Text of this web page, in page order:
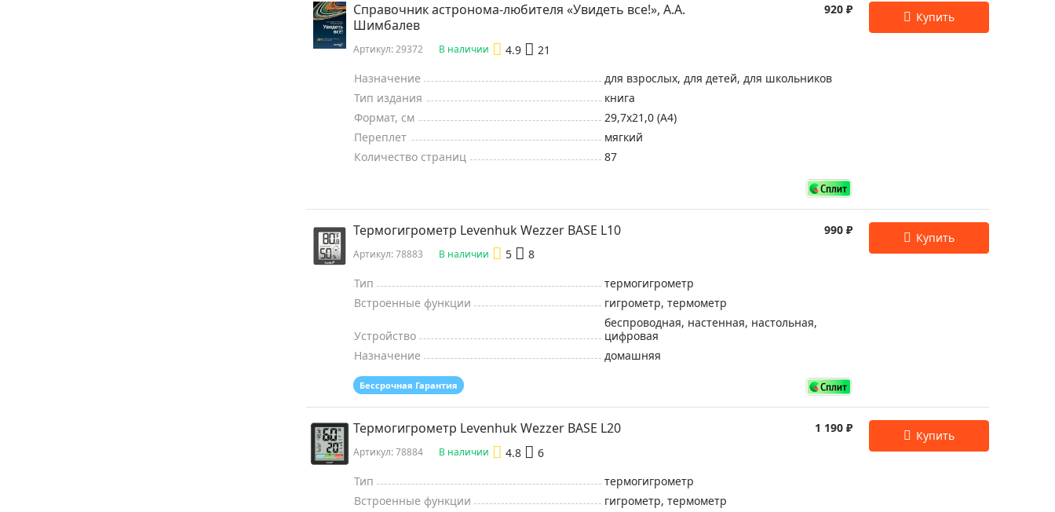
Справочник астронома-любителя «Увидеть все!», А.А.
Шимбалев
920 ₽
Назначение
для взрослых, для детей, для школьников
Тип издания
книга
Формат, см
29,7x21,0 (A4)
Переплет
мягкий
Количество страниц
87
Артикул: 29372 В наличии 4.9 21
Термогигрометр Levenhuk Wezzer BASE L10 990 ₽
Тип
термогигрометр
Встроенные функции
гигрометр, термометр
Устройство
беспроводная, настенная, настольная,
цифровая
Назначение
домашняя
Артикул: 78883 В наличии 5 8
Бессрочная Гарантия
Термогигрометр Levenhuk Wezzer BASE L20 1 190 ₽
Тип
термогигрометр
Встроенные функции
гигрометр, термометр
Артикул: 78884 В наличии 4.8 6